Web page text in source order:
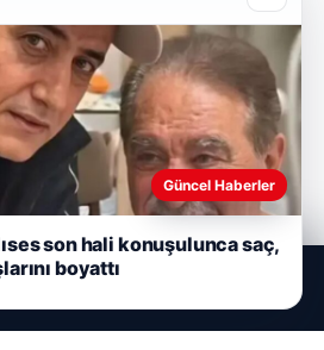
Güncel Haberler
son hali konuşulunca saç,
boyattı